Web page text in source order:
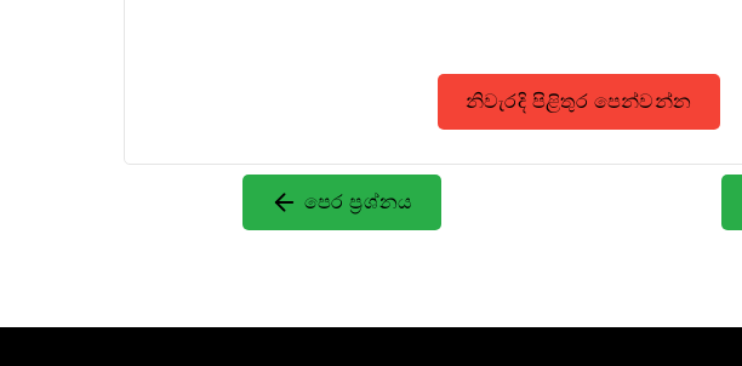
නිවැරදි පිළිතුර පෙන්වන්න
පෙර ප්‍රශ්නය